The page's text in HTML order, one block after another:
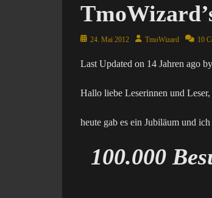
Posted24. Mai 2012 AuthorTmoWizard 10
Last Updated on 14 Jahren ago by
Hallo liebe Leserinnen und Leser,
heute gab es ein Jubiläum und
100.000